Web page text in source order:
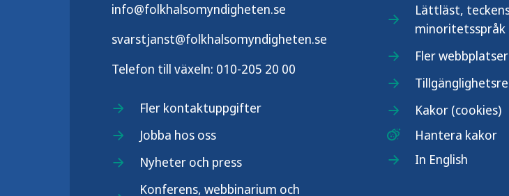
info@folkhalsomyndigheten.se
svarstjanst@folkhalsomyndigheten.se
Telefon till växeln: 010-205 20 00
Fler kontaktuppgifter
Jobba hos oss
Nyheter och press
Konferens, webbinarium och
Lättläst,
minoritetsspråk
Fler webbplatser
Kakor (cookies)
Hantera kakor
In English